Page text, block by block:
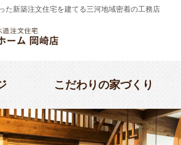
た新築注文住宅を建てる三河地域密着の工務店
こだわりの家づくり
の家づくり
と・人